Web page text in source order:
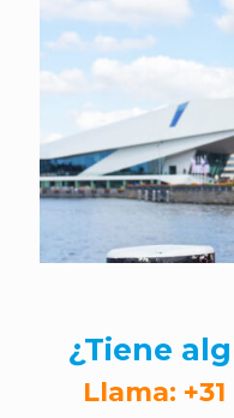
¿Tiene
Llama: